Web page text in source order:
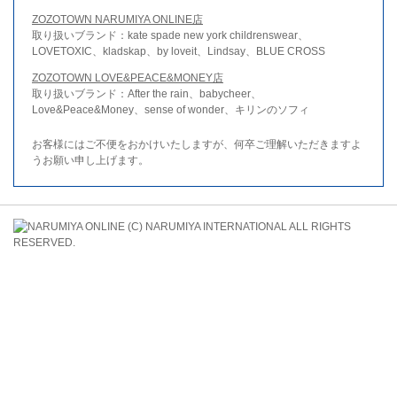
ZOZOTOWN NARUMIYA ONLINE店
取り扱いブランド：kate spade new york childrenswear、
LOVETOXIC、kladskap、by loveit、Lindsay、BLUE CROSS
ZOZOTOWN LOVE&PEACE&MONEY店
取り扱いブランド：After the rain、babycheer、
Love&Peace&Money、sense of wonder、キリンのソフィ
お客様にはご不便をおかけいたしますが、何卒ご理解いただきますよ
うお願い申し上げます。